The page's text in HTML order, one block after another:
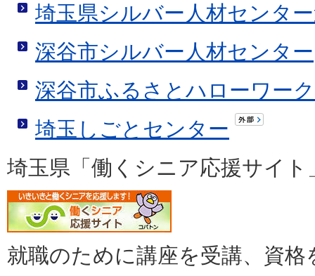
埼玉県シルバー人材センタ
深谷市シルバー人材センター
深谷市ふるさとハローワーク
埼玉しごとセンター
埼玉県「働くシニア応援サイト
就職のために講座を受講、資格